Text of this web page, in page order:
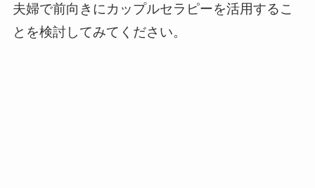
夫婦で前向きにカップルセラピーを活用するこ
とを検討してみてください。